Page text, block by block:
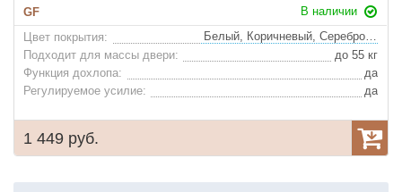
GF
В наличии
Цвет покрытия:
Белый, Коричневый, Серебро, Черный, Темно-серый
Подходит для массы двери:
до 55 кг
Функция дохлопа:
да
Регулируемое усилие:
да
1 449 руб.